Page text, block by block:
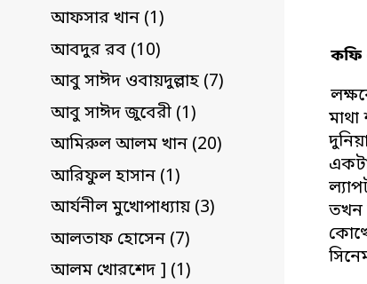
আফসার খান (1)
আবদুর রব (10)
আবু সাঈদ ওবায়দুল্লাহ (7)
আবু সাঈদ জুবেরী (1)
আমিরুল আলম খান (20)
আরিফুল হাসান (1)
আর্যনীল মুখোপাধ্যায় (3)
আলতাফ হোসেন (7)
আলম খোরশেদ ] (1)
কফি
তখন